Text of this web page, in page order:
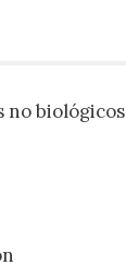
no biológicos